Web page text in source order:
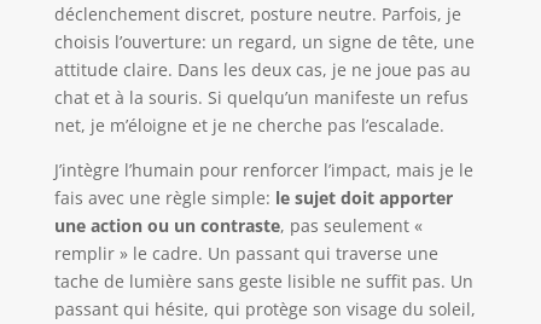
déclenchement discret, posture neutre. Parfois, je
choisis l’ouverture: un regard, un signe de tête, une
attitude claire. Dans les deux cas, je ne joue pas au
chat et à la souris. Si quelqu’un manifeste un refus
net, je m’éloigne et je ne cherche pas l’escalade.
J’intègre l’humain pour renforcer l’impact, mais je le
fais avec une règle simple: le sujet doit apporter
une action ou un contraste, pas seulement «
remplir » le cadre. Un passant qui traverse une
tache de lumière sans geste lisible ne suffit pas. Un
passant qui hésite, qui protège son visage du soleil,